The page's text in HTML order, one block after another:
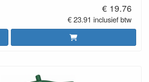
€ 19.76
€ 23.91 inclusief btw